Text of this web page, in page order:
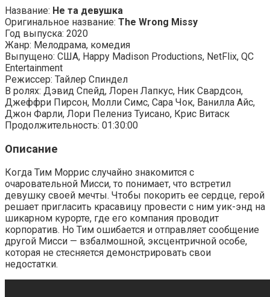
Название: Не та девушка
Оригинальное название: The Wrong Missy
Год выпуска: 2020
Жанр: Мелодрама, комедия
Выпущено: США, Happy Madison Productions, NetFlix, QC
Entertainment
Режиссер: Тайлер Спиндел
В ролях: Дэвид Спейд, Лорен Лапкус, Ник Свардсон,
Джеффри Пирсон, Молли Симс, Сара Чок, Ванилла Айс,
Джон Фарли, Лори Пелениз Туисано, Крис Витаск
Продолжительность: 01:30:00
Описание
Когда Тим Моррис случайно знакомится с
очаровательной Мисси, то понимает, что встретил
девушку своей мечты. Чтобы покорить ее сердце, герой
решает пригласить красавицу провести с ним уик-энд на
шикарном курорте, где его компания проводит
корпоратив. Но Тим ошибается и отправляет сообщение
другой Мисси — взбалмошной, эксцентричной особе,
которая не стесняется демонстрировать свои
недостатки.